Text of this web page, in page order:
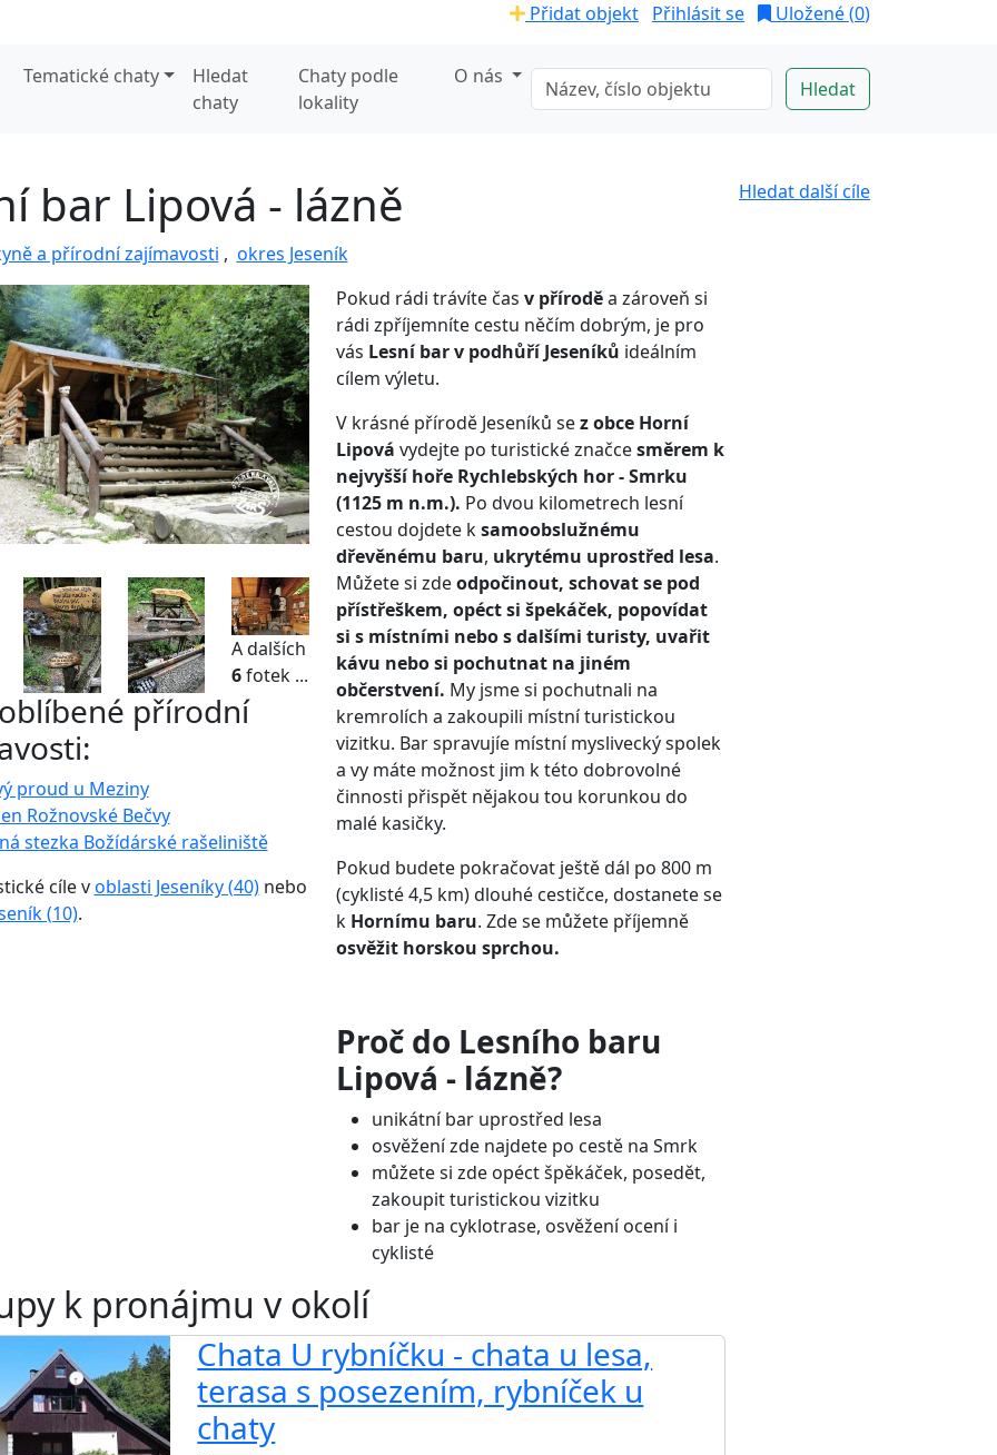
Přidat objekt Přihlásit se Uložené (0)
Tematické chaty
Hledat
chaty
Chaty podle
lokality
O nás
Hledat další cíle
bar Lipová - lázně
a přírodní zajímavosti , okres Jeseník
A dalších
6fotek ...
přírodní
proud u Meziny
Rožnovské Bečvy
stezka Božídárské rašeliniště
cíle voblasti Jeseníky (40)nebo
(10).
Pokud rádi trávíte čas v příroděa zároveň si
rádi zpříjemníte cestu něčím dobrým, je pro
vás Lesní bar v podhůří Jeseníků ideálním
cílem výletu.
V krásné přírodě Jeseníků sez obce Horní
Lipová vydejte po turistické značcesměrem k
nejvyšší hoře Rychlebských hor - Smrku
(1125 m n.m.). Po dvou kilometrech lesní
cestou dojdete ksamoobslužnému
dřevěnému baru, ukrytému uprostřed lesa.
Můžete si zdeodpočinout, schovat se pod
přístřeškem, opéct si špekáček, popovídat
si s místními nebo s dalšími turisty, uvařit
kávu nebo si pochutnat na jiném
občerstvení. My jsme si pochutnali na
kremrolích a zakoupili místní turistickou
vizitku. Bar spravujíe místní myslivecký spolek
a vy máte možnost jim k této dobrovolné
činnosti přispět nějakou tou korunkou do
malé kasičky.
Pokud budete pokračovat ještě dál po 800 m
(cyklisté 4,5 km) dlouhé cestičce, dostanete se
k Hornímu baru. Zde se můžete příjemně
osvěžit horskou sprchou.
Proč do Lesního baru
Lipová - lázně?
unikátní bar uprostřed lesa
osvěžení zde najdete po cestě na Smrk
můžete si zde opéct špěkáček, posedět,
zakoupit turistickou vizitku
bar je na cyklotrase, osvěžení ocení i
cyklisté
k pronájmu v okolí
Chata U rybníčku - chata u lesa,
terasa s posezením, rybníček u
chaty